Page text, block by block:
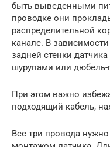
быть выведенными
проводке они
распределительной
канале. В
задней стенки
шурупами или дюбель-
При этом важно
подходящий кабель,
Все три провода